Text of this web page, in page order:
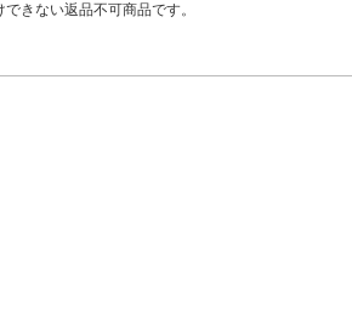
きない返品不可商品です。